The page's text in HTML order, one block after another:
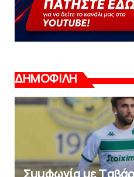
ΔΗΜΟΦΙΛΗ
Συμφωνία με